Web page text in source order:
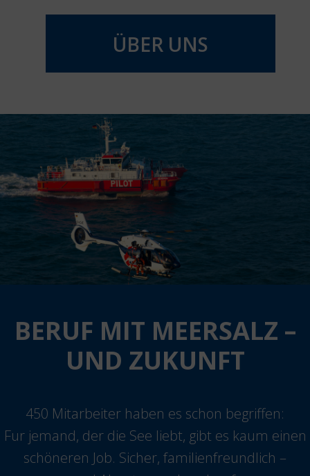
ÜBER UNS
BERUF MIT MEERSALZ –
UND ZUKUNFT
450 Mitarbeiter haben es schon begriffen:
Fur jemand, der die See liebt, gibt es kaum einen
schöneren Job. Sicher, familienfreundlich –